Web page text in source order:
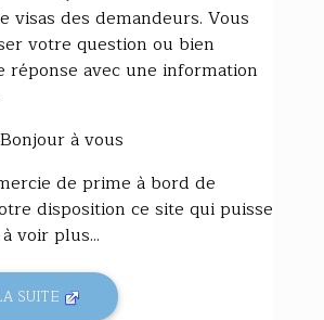
visas des demandeurs. Vous
votre question ou bien
réponse avec une information
à vous
de prime à bord de
disposition ce site qui puisse
voir plus...
SUITE